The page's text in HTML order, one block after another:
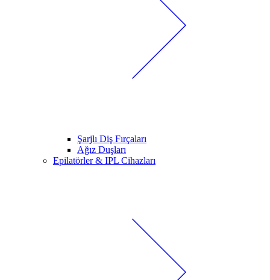
Şarjlı Diş Fırçaları
Ağız Duşları
Epilatörler & IPL Cihazları